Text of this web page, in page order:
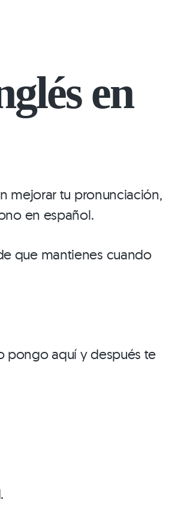
en
mejorar tu pronunciación,
en español.
que mantienes cuando
pongo aquí y después te